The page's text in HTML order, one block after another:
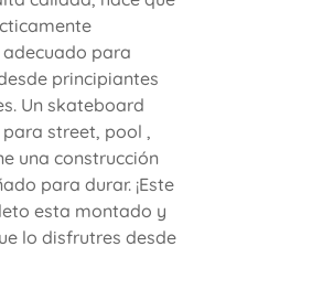
para
principiantes
Un skateboard
street, pool ,
una construcción
para durar. ¡Este
esta montado y
lo disfrutres desde